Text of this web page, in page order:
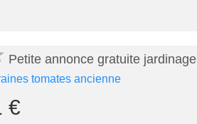
Petite annonce gratuite jardinage
tomates ancienne
€